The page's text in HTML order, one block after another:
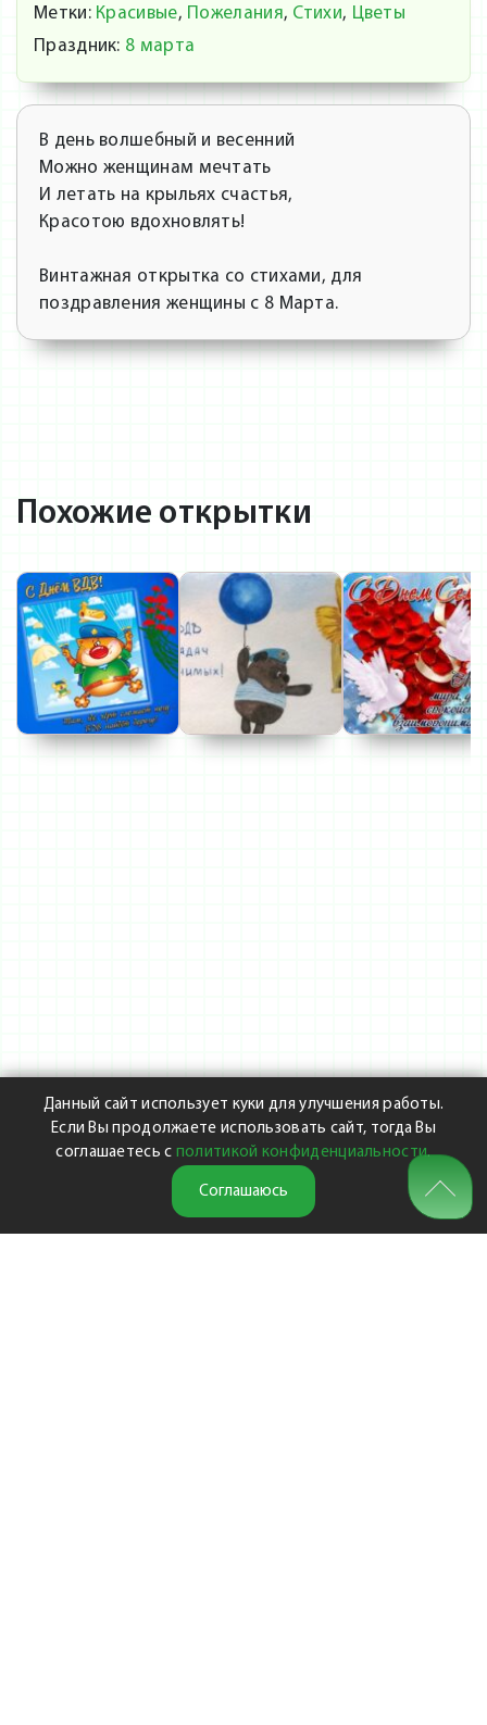
Метки: Красивые, Пожелания, Стихи, Цветы
Праздник: 8 марта
В день волшебный и весенний
Можно женщинам мечтать
И летать на крыльях счастья,
Красотою вдохновлять!
Винтажная открытка со стихами, для
поздравления женщины с 8 Марта.
Похожие открытки
Данный сайт использует куки для улучшения работы.
Если Вы продолжаете использовать сайт, тогда Вы
соглашаетесь с политикой конфиденциальности.
Соглашаюсь